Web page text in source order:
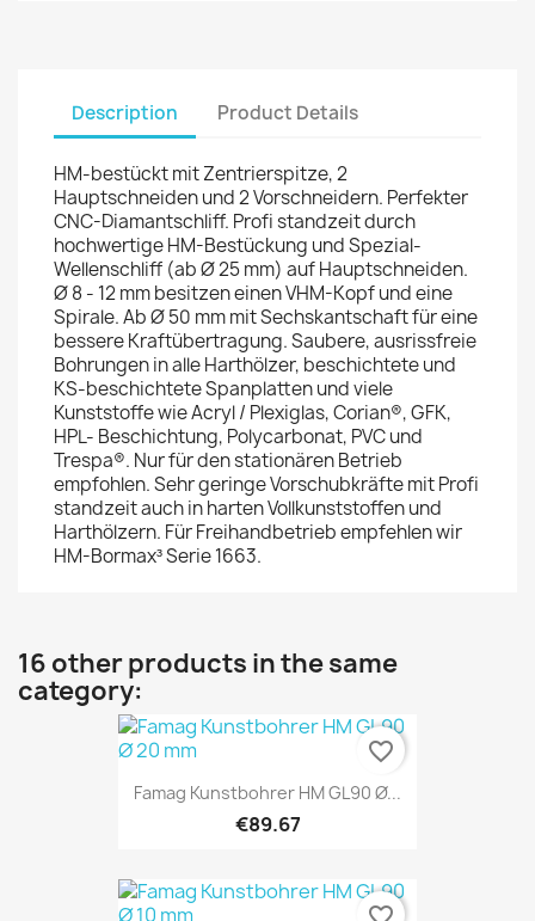
Description Product Details
HM-bestückt mit Zentrierspitze, 2
Hauptschneiden und 2 Vorschneidern. Perfekter
CNC-Diamantschliff. Profi standzeit durch
hochwertige HM-Bestückung und Spezial-
Wellenschliff (ab Ø 25 mm) auf Hauptschneiden.
Ø 8 - 12 mm besitzen einen VHM-Kopf und eine
Spirale. Ab Ø 50 mm mit Sechskantschaft für eine
bessere Kraftübertragung. Saubere, ausrissfreie
Bohrungen in alle Harthölzer, beschichtete und
KS-beschichtete Spanplatten und viele
Kunststoffe wie Acryl / Plexiglas, Corian®, GFK,
HPL- Beschichtung, Polycarbonat, PVC und
Trespa®. Nur für den stationären Betrieb
empfohlen. Sehr geringe Vorschubkräfte mit Profi
standzeit auch in harten Vollkunststoffen und
Harthölzern. Für Freihandbetrieb empfehlen wir
HM-Bormax³ Serie 1663.
16 other products in the same
category:
Famag Kunstbohrer HM GL90 Ø...
€89.67
favorite_border